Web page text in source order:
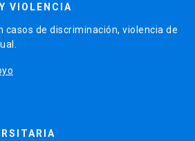
VIOLENCIA
casos de discriminación, violencia de